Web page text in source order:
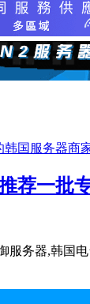
荐一批
务器,韩